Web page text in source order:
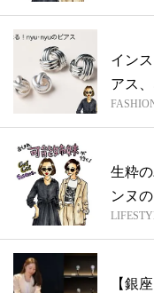
イン
アス
生粋
ンヌ
【銀